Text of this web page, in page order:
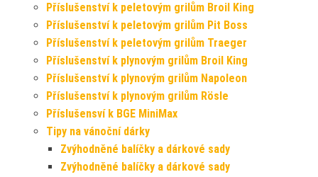
Příslušenství k peletovým grilům Broil King
Příslušenství k peletovým grilům Pit Boss
Příslušenství k peletovým grilům Traeger
Příslušenství k plynovým grilům Broil King
Příslušenství k plynovým grilům Napoleon
Příslušenství k plynovým grilům Rösle
Příslušensví k BGE MiniMax
Tipy na vánoční dárky
Zvýhodněné balíčky a dárkové sady
Zvýhodněné balíčky a dárkové sady